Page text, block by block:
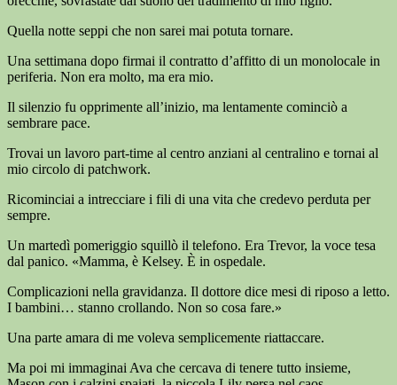
Quella notte seppi che non sarei mai potuta tornare.
Una settimana dopo firmai il contratto d’affitto di un monolocale in
periferia. Non era molto, ma era mio.
Il silenzio fu opprimente all’inizio, ma lentamente cominciò a
sembrare pace.
Trovai un lavoro part-time al centro anziani al centralino e tornai al
mio circolo di patchwork.
Ricominciai a intrecciare i fili di una vita che credevo perduta per
sempre.
Un martedì pomeriggio squillò il telefono. Era Trevor, la voce tesa
dal panico. «Mamma, è Kelsey. È in ospedale.
Complicazioni nella gravidanza. Il dottore dice mesi di riposo a letto.
I bambini… stanno crollando. Non so cosa fare.»
Una parte amara di me voleva semplicemente riattaccare.
Ma poi mi immaginai Ava che cercava di tenere tutto insieme,